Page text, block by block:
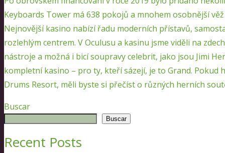
Keyboards Tower má 638 pokojů a mnohem osobnější
Nejnovější kasino nabízí řadu moderních přístavů,
rozlehlým centrem. V Oculusu a kasinu jsme viděli na
nástroje a možná i bicí soupravy celebrit, jako jsou Jimi
kompletní kasino – pro ty, kteří sázejí, je to Grand. Pokud
Drums Resort, měli byste si přečíst o různých herních
Buscar
Buscar
Recent Posts